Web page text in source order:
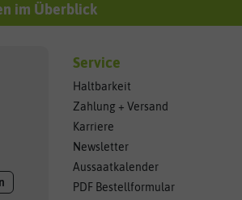
im Überblick
Service
Haltbarkeit
Zahlung + Versand
Karriere
Newsletter
Aussaatkalender
PDF Bestellformular